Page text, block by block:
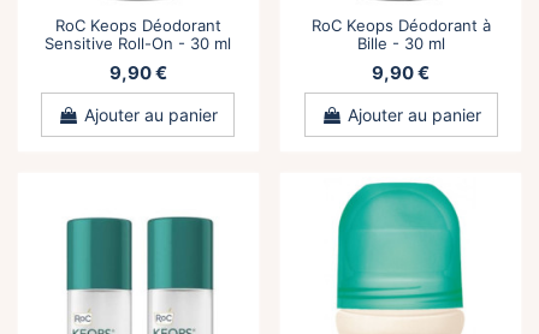
RoC Keops Déodorant
Sensitive Roll-On - 30 ml
9,90 €
Ajouter au panier
RoC Keops Déodorant à
Bille - 30 ml
9,90 €
Ajouter au panier